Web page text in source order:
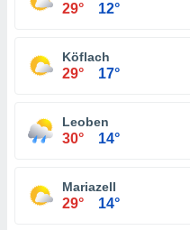
29° 12°
Köflach
29° 17°
Leoben
30° 14°
Mariazell
29° 14°